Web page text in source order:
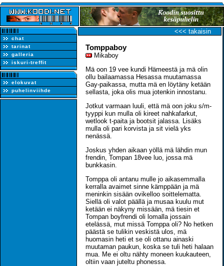
chat
tarinat
galleria
iskuri-treffit
elokuvat
puhelinviihde
<<< takaisin
Tomppaboy
Mikaboy
Mä oon 19 vee kundi Hämeestä ja mä olin
ollu bailaamassa Hesassa muutamassa
Gay-paikassa, mutta mä en löytäny ketään
sellasta, joka olis mua jotenkin innostanu.
Jotkut varmaan luuli, että mä oon joku s/m-
tyyppi kun mulla oli kireet nahkafarkut,
wetlook t-paita ja bootsit jalassa. Lisäks
mulla oli pari korvista ja sit vielä yks
nenässä.
Joskus yhden aikaan yöllä mä lähdin mun
frendin, Tompan 18vee luo, jossa mä
bunkkasin.
Tomppa oli antanu mulle jo aikasemmalla
kerralla avaimet sinne kämppään ja mä
meninkin sisään ovikelloo soittelematta.
Siellä oli valot päällä ja musaa kuulu mut
ketään ei näkyny missään, mä tiesin et
Tompan boyfrendi oli lomalla jossain
etelässä, mut missä Tomppa oli? No hetken
päästä se tulikin veskistä ulos, mä
huomasin heti et se oli ottanu ainaski
muutaman paukun, koska se tuli heti halaan
mua. Me ei oltu nähty moneen kuukauteen,
oltiin vaan juteltu phonessa.